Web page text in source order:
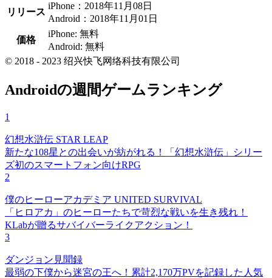
リリース
iPhone：2018年11月08日
Android：2018年11月01日
価格
iPhone: 無料
Android: 無料
© 2018 - 2023 绍兴快飞网络科技有限公司
Androidの週間ゲームランキング
1
幻想水滸伝 STAR LEAP
新たな108星との出会いが紡がれる！「幻想水滸伝」シリー
ズ初のスマートフォン向けRPG
2
僕のヒーローアカデミア UNITED SURVIVAL
「ヒロアカ」のヒーローたちで苛烈な戦いを生き残れ！
KLabが贈るサバイバーライクアクション！
3
ダンジョン見聞録
最弱の下僕から迷宮の王へ！累計2,170万PVを記録した人気